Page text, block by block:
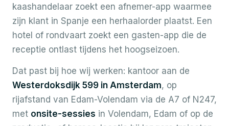
kaashandelaar zoekt een afnemer-app waarmee
zijn klant in Spanje een herhaalorder plaatst. Een
hotel of rondvaart zoekt een gasten-app die de
receptie ontlast tijdens het hoogseizoen.
Dat past bij hoe wij werken: kantoor aan de
Westerdoksdijk 599 in Amsterdam, op
rijafstand van Edam-Volendam via de A7 of N247,
met onsite-sessies in Volendam, Edam of op de